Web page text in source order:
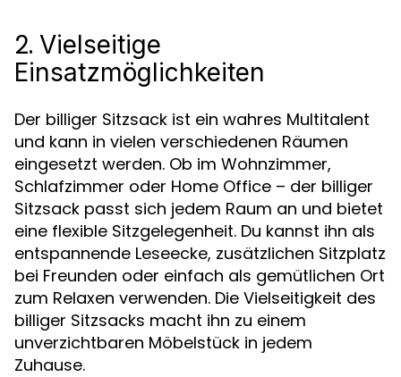
2. Vielseitige
Einsatzmöglichkeiten
Der billiger Sitzsack ist ein wahres Multitalent
und kann in vielen verschiedenen Räumen
eingesetzt werden. Ob im Wohnzimmer,
Schlafzimmer oder Home Office – der billiger
Sitzsack passt sich jedem Raum an und bietet
eine flexible Sitzgelegenheit. Du kannst ihn als
entspannende Leseecke, zusätzlichen Sitzplatz
bei Freunden oder einfach als gemütlichen Ort
zum Relaxen verwenden. Die Vielseitigkeit des
billiger Sitzsacks macht ihn zu einem
unverzichtbaren Möbelstück in jedem
Zuhause.